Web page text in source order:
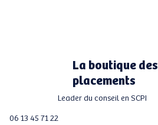
La boutique des
placements
Leader du conseil en SCPI
06 13 45 71 22